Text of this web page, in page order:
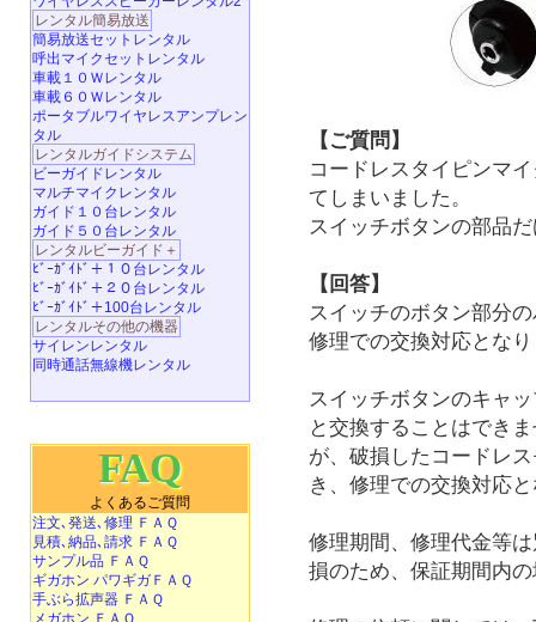
【ご質問】
コードレスタイピンマ
てしまいました。
スイッチボタンの部品
【回答】
スイッチのボタン部分
修理での交換対応とな
スイッチボタンのキャ
と交換することはでき
が、破損したコードレ
き、修理での交換対応
修理期間、修理代金等
損のため、保証期間内
レンタル簡易放送
簡易放送セットレンタル
呼出マイクセットレンタル
車載１０Ｗレンタル
車載６０Ｗレンタル
ポータブルワイヤレスアンプレン
タル
レンタルガイドシステム
ビーガイドレンタル
マルチマイクレンタル
ガイド１０台レンタル
ガイド５０台レンタル
レンタルビーガイド＋
ﾋﾞｰｶﾞｲﾄﾞ＋１０台レンタル
ﾋﾞｰｶﾞｲﾄﾞ＋２０台レンタル
ﾋﾞｰｶﾞｲﾄﾞ＋100台レンタル
レンタルその他の機器
サイレンレンタル
同時通話無線機レンタル
FAQ
よくあるご質問
注文､発送､修理 ＦＡＱ
見積､納品､請求 ＦＡＱ
サンプル品 ＦＡＱ
ギガホン パワギガＦＡＱ
手ぶら拡声器 ＦＡＱ
メガホン ＦＡＱ